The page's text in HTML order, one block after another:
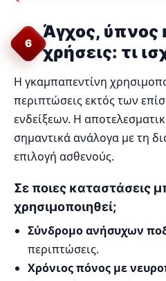
6
Άγχος, ύπνος
χρήσεις: τι
Η γκαμπαπεντίνη
περιπτώσεις εκτός των
ενδείξεων. Η
σημαντικά ανάλογα με τη
επιλογή ασθενούς.
Σε ποιες καταστάσεις
χρησιμοποιηθεί;
Σύνδρομο ανήσυχων
περιπτώσεις.
Χρόνιος πόνος με